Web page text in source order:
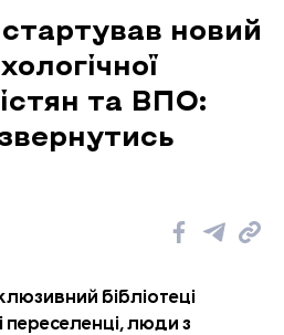
новий
та ВПО:
бібліотеці
люди з